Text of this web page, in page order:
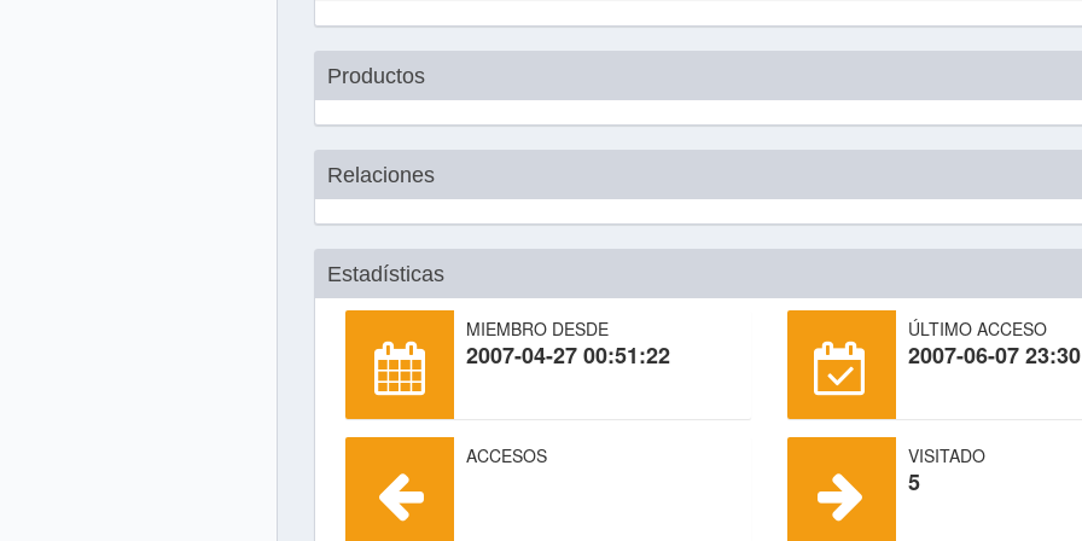
Productos
Relaciones
Estadísticas
MIEMBRO DESDE
2007-04-27 00:51:22
ÚLTIMO ACCESO
2007-06-07
ACCESOS VISITADO
5